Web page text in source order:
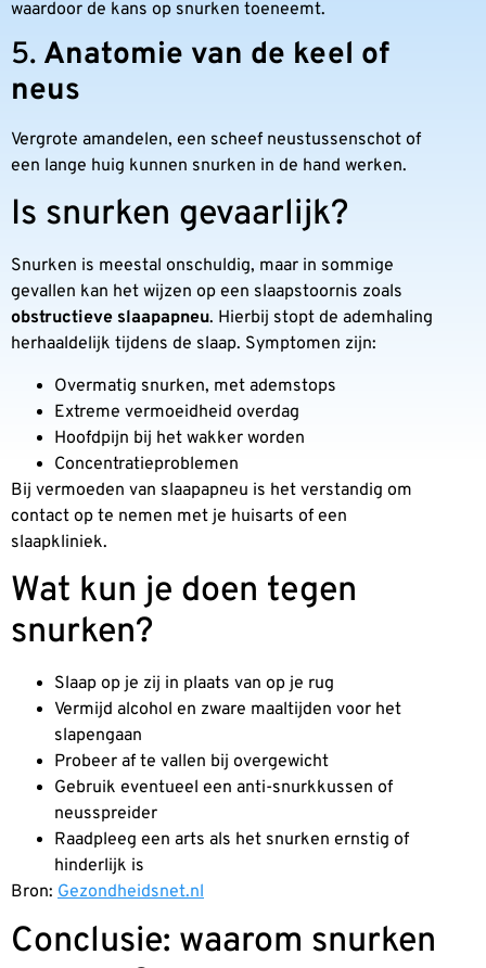
waardoor de kans op snurken toeneemt.
5. Anatomie van de keel of
neus
Vergrote amandelen, een scheef neustussenschot of
een lange huig kunnen snurken in de hand werken.
Is snurken gevaarlijk?
Snurken is meestal onschuldig, maar in sommige
gevallen kan het wijzen op een slaapstoornis zoals
obstructieve slaapapneu. Hierbij stopt de ademhaling
herhaaldelijk tijdens de slaap. Symptomen zijn:
Overmatig snurken, met ademstops
Extreme vermoeidheid overdag
Hoofdpijn bij het wakker worden
Concentratieproblemen
Bij vermoeden van slaapapneu is het verstandig om
contact op te nemen met je huisarts of een
slaapkliniek.
Wat kun je doen tegen
snurken?
Slaap op je zij in plaats van op je rug
Vermijd alcohol en zware maaltijden voor het
slapengaan
Probeer af te vallen bij overgewicht
Gebruik eventueel een anti-snurkkussen of
neusspreider
Raadpleeg een arts als het snurken ernstig of
hinderlijk is
Bron: Gezondheidsnet.nl
Conclusie: waarom snurken